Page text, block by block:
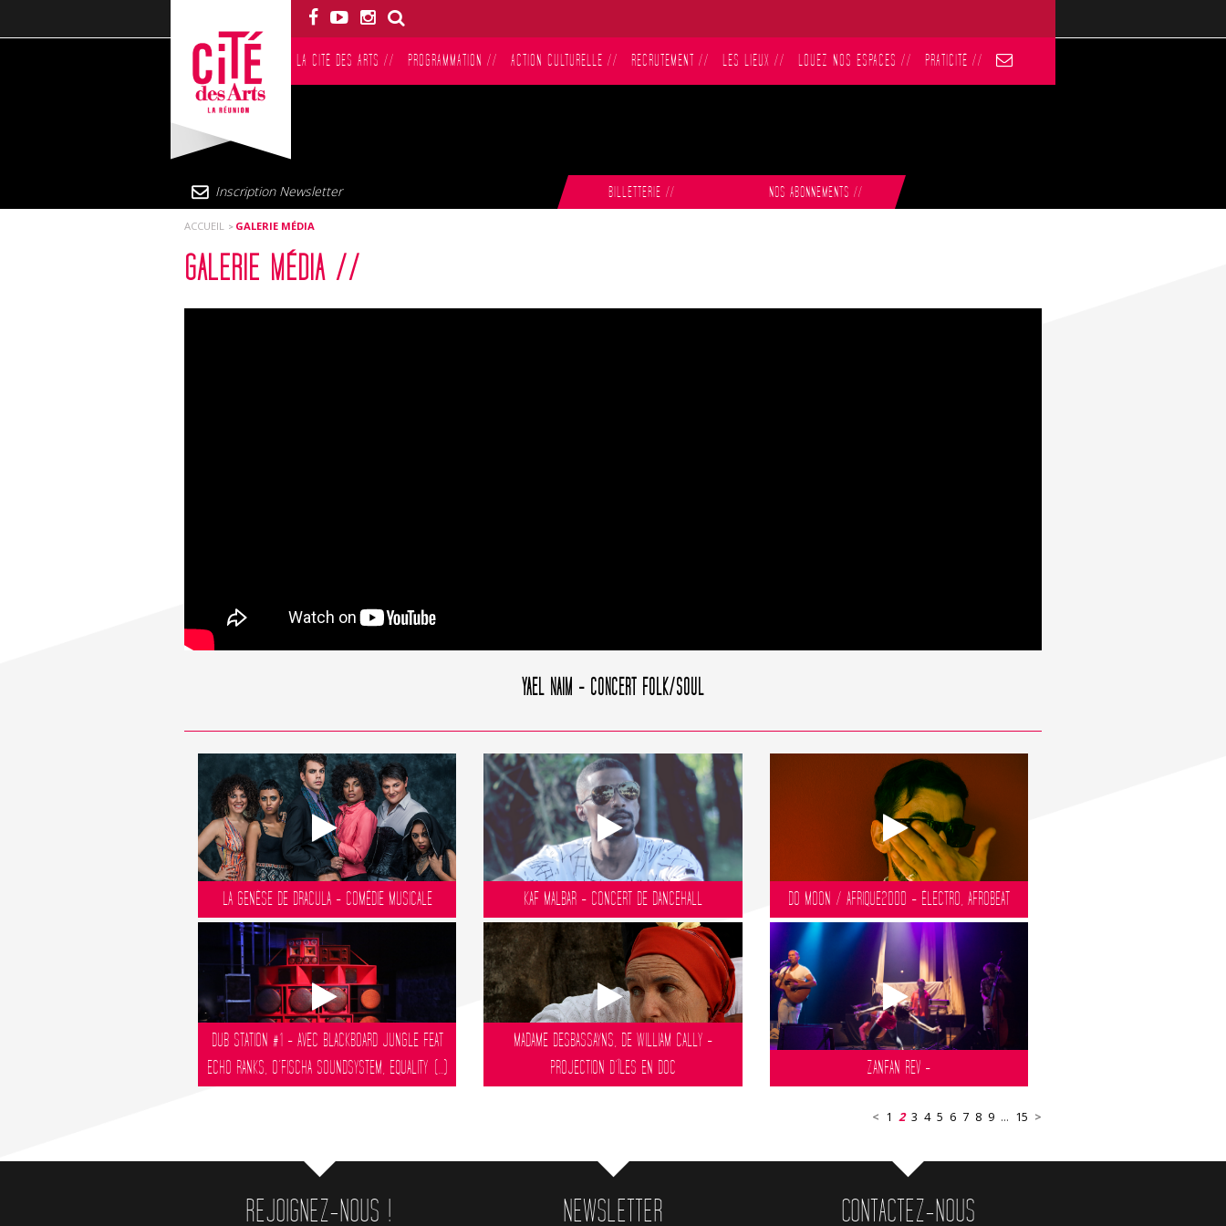
LA CITÉ DES ARTS // PROGRAMMATION // ACTION CULTURELLE // RECRUTEMENT // LES LIEUX // LOUEZ NOS ESPACES // PRATICITÉ //
BILLETTERIE // NOS ABONNEMENTS //
Inscription Newsletter
ACCUEIL GALERIE MÉDIA
GALERIE MÉDIA //
YAEL NAIM - CONCERT FOLK/SOUL
LA GENÈSE DE DRACULA - COMÉDIE MUSICALE KAF MALBAR - CONCERT DE DANCEHALL DO MOON / AFRIQUE2000 - ÉLECTRO, AFROBEAT
DUB STATION #1 - AVEC BLACKBOARD JUNGLE FEAT
ECHO RANKS, O’FISCHA SOUNDSYSTEM, EQUALITY (...)
MADAME DESBASSAYNS, DE WILLIAM CALLY -
PROJECTION D’ÎLES EN DOC
ZANFAN REV -
< 1 2 3 4 5 6 7 8 9 ... 15 >
REJOIGNEZ-NOUS ! NEWSLETTER CONTACTEZ-NOUS